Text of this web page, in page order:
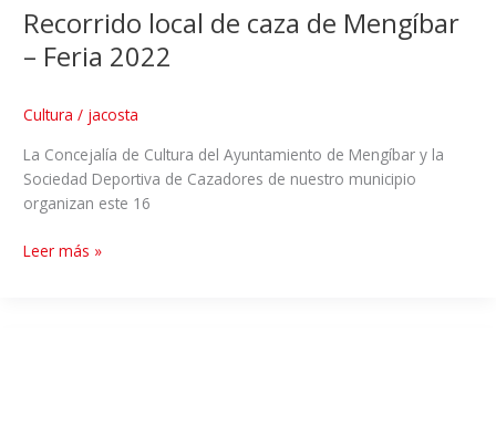
Recorrido local de caza de Mengíbar
– Feria 2022
Cultura / jacosta
La Concejalía de Cultura del Ayuntamiento de Mengíbar y la
Sociedad Deportiva de Cazadores de nuestro municipio
organizan este 16
Leer más »